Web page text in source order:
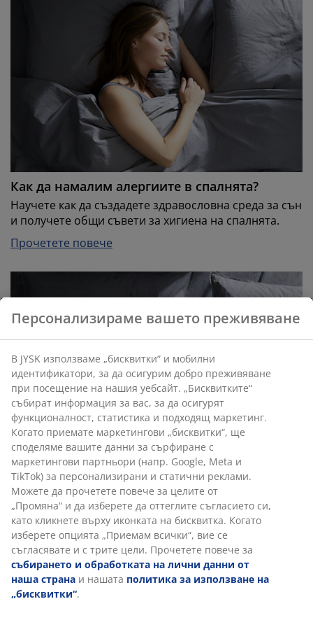
Как да намалим алергиите в спалнята?
Научете как да създадете здравословна среда за сън
и получете общи съвети за хигиена на спалнята.
Прочетете повече
Как да спим по-добре в жегата?
Топлината може да наруши съня и да затрудни
заспиването. Прочетете нашите лесни съвети и
спете по-добре през нощта.
Прочетете повече
Персонализираме вашето преживяване
В JYSK използваме „бисквитки“ и мобилни
идентификатори, за да осигурим добро преживяване
при посещение на нашия уебсайт. „Бисквитките“
събират информация за вас, за да осигурят
функционалност, статистика и подходящ маркетинг.
Когато приемате маркетингови „бисквитки“, ще
споделяме вашите данни за сърфиране с
маркетингови партньори (напр. Google, Meta и
TikTok) за персонализирани и статични реклами.
Можете да прочетете повече за целите от
„Промяна“ и да изберете да оттеглите съгласието си,
като кликнете върху иконката на бисквитка. Когато
изберете опцията „Приемам всички“, вие се
съгласявате и с трите цели. Прочетете повече за
събирането и обработката на лични данни от
наша страна и нашата политика за използване на
„бисквитки“.